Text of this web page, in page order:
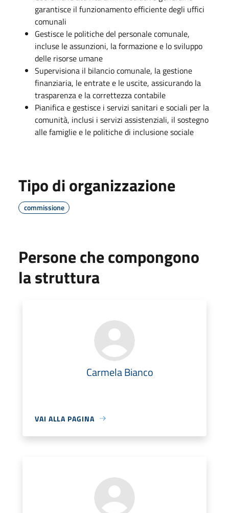
garantisce il funzionamento efficiente degli uffici
comunali
Gestisce le politiche del personale comunale,
incluse le assunzioni, la formazione e lo sviluppo
delle risorse umane
Supervisiona il bilancio comunale, la gestione
finanziaria, le entrate e le uscite, assicurando la
trasparenza e la correttezza contabile
Pianifica e gestisce i servizi sanitari e sociali per la
comunità, inclusi i servizi assistenziali, il sostegno
alle famiglie e le politiche di inclusione sociale
Tipo di organizzazione
commissione
Persone che compongono
la struttura
Carmela Bianco
VAI ALLA PAGINA